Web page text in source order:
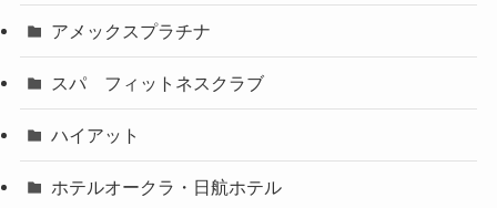
アメックスプラチナ
スパ フィットネスクラブ
ハイアット
ホテルオークラ・日航ホテル